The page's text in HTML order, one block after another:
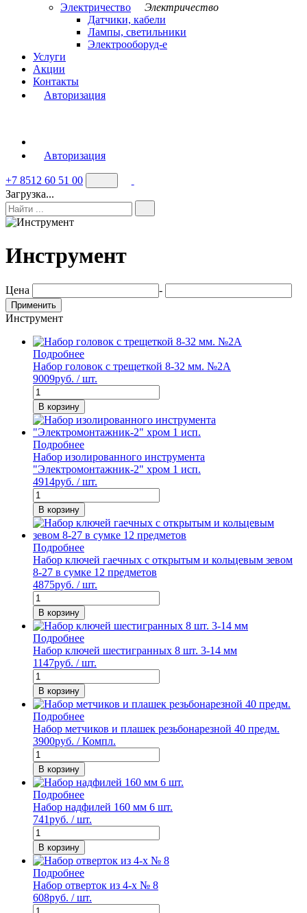
Электричество
Электричество
Датчики, кабели
Лампы, светильники
Электрооборуд-е
Услуги
Акции
Контакты
Авторизация
Авторизация
+7 8512 60 51 00
Загрузка...
Инструмент
Цена -
Применить
Инструмент
Подробнее
Набор головок с трещеткой 8-32 мм. №2А
9009руб. / шт.
В корзину
Подробнее
Набор изолированного инструмента
"Электромонтажник-2" хром 1 исп.
4914руб. / шт.
В корзину
Подробнее
Набор ключей гаечных с открытым и кольцевым зевом
8-27 в сумке 12 предметов
4875руб. / шт.
В корзину
Подробнее
Набор ключей шестигранных 8 шт. 3-14 мм
1147руб. / шт.
В корзину
Подробнее
Набор метчиков и плашек резьбонарезной 40 предм.
3900руб. / Компл.
В корзину
Подробнее
Набор надфилей 160 мм 6 шт.
741руб. / шт.
В корзину
Подробнее
Набор отверток из 4-х № 8
608руб. / шт.